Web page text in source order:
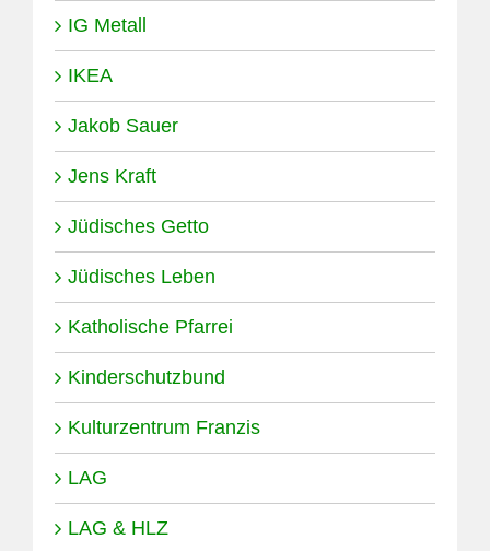
IG Metall
IKEA
Jakob Sauer
Jens Kraft
Jüdisches Getto
Jüdisches Leben
Katholische Pfarrei
Kinderschutzbund
Kulturzentrum Franzis
LAG
LAG & HLZ